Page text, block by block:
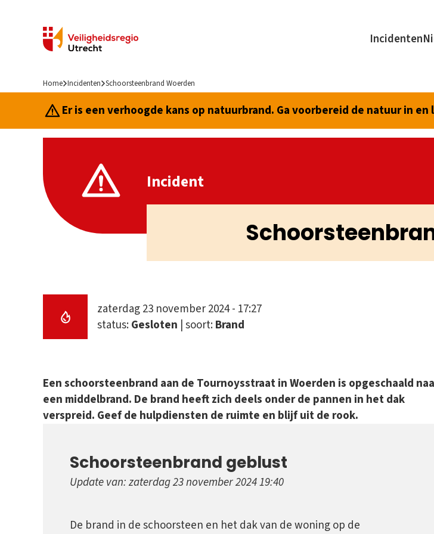
Incidenten
Home Incidenten Schoorsteenbrand Woerden
Er is een verhoogde kans op natuurbrand. Ga voorbereid de natuur in
Incident
zaterdag 23 november 2024 - 17:27
status:Gesloten | soort:Brand
Een schoorsteenbrand aan de Tournoysstraat in Woerden is opgeschaald
een middelbrand. De brand heeft zich deels onder de pannen in het dak
verspreid. Geef de hulpdiensten de ruimte en blijf uit de rook.
Schoorsteenbrand geblust
Update van: zaterdag 23 november 2024 19:40
De brand in de schoorsteen en het dak van de woning op de